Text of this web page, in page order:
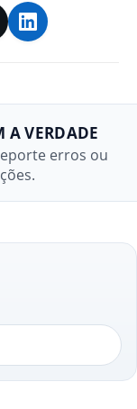
A VERDADE
erros ou